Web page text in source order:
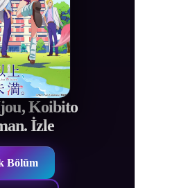
Koibito
İzle
Bölüm